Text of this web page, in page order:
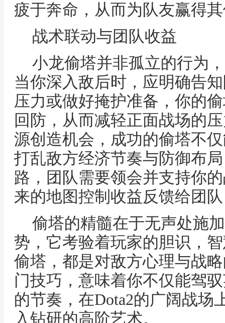
疲于奔命，从而为队友赢得
战术联动与团队收益
小龙偷塔并非孤立的行为
当你深入敌后时，应明确告
压力或做好掩护准备，你的
回防，从而减轻正面战场的
源创造机会，成功的偷塔不
打乱敌方经济节奏与防御布
路，团队需要领会并支持你
来的地图控制收益反馈给团
偷塔的精髓在于无声处施
势，它考验着玩家的胆识，
偷塔，都是对敌方心理与战
门技巧，意味着你不仅能驾
的节奏，在Dota2的广阔战场
入钻研的高阶艺术。